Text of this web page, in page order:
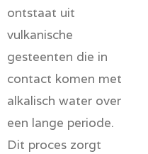
ontstaat uit
vulkanische
gesteenten die in
contact komen met
alkalisch water over
een lange periode.
Dit proces zorgt